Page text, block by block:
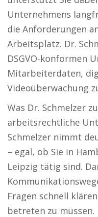
Unternehmens
die Anforderungen
Arbeitsplatz. Dr.
DSGVO-konformen
Mitarbeiterdaten,
Videoüberwachung
Was Dr. Schmelzer
arbeitsrechtliche
Schmelzer nimmt
– egal, ob Sie in
Leipzig tätig sind.
Fragen schnell
betreten zu müssen.